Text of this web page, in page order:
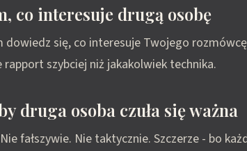
co interesuje drugą osobę
dowiedz się, co interesuje Twojego
szybciej niż jakakolwiek technika.
druga osoba czuła się ważna
fałszywie. Nie taktycznie. Szczerze - bo